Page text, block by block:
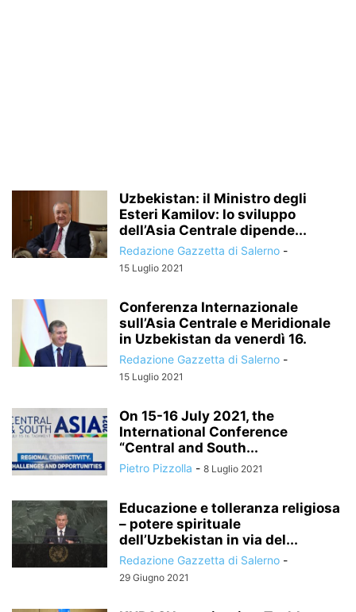
Uzbekistan: il Ministro degli
Esteri Kamilov: lo sviluppo
dell’Asia Centrale dipende...
Redazione Gazzetta di Salerno -
15 Luglio 2021
Conferenza Internazionale
sull’Asia Centrale e Meridionale
in Uzbekistan da venerdì 16.
Redazione Gazzetta di Salerno -
15 Luglio 2021
On 15-16 July 2021, the
International Conference
“Central and South...
Pietro Pizzolla - 8 Luglio 2021
Educazione e tolleranza religiosa
– potere spirituale
dell’Uzbekistan in via del...
Redazione Gazzetta di Salerno -
29 Giugno 2021